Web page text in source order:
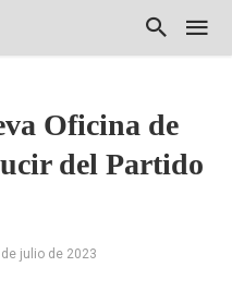
Oficina de
del Partido
julio de 2023